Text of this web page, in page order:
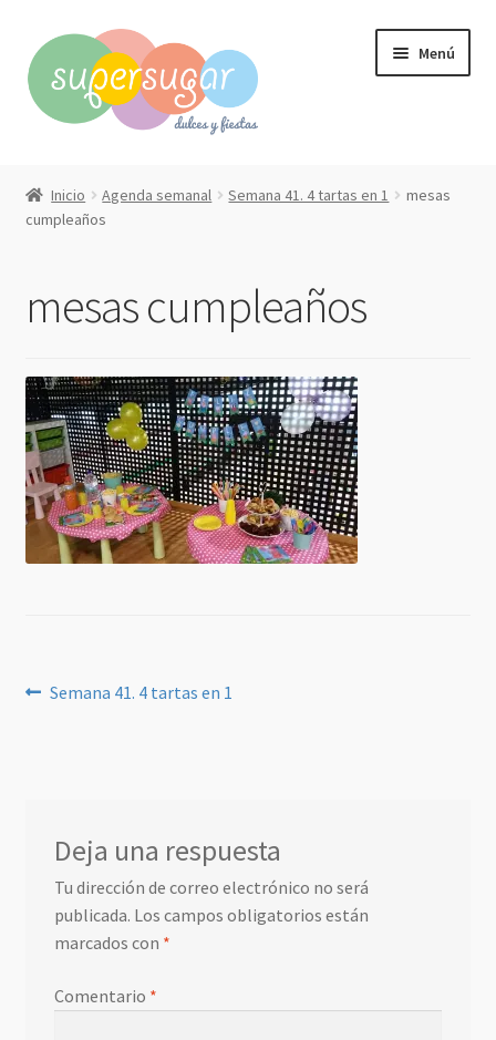
a
la
navegación
al
contenido
Menú
Compra online
Mi cuenta
Inicio Agenda semanal Semana 41. 4 tartas en 1
mesas
cumpleaños
mesas cumpleaños
Navegación
Anterior:
Semana 41. 4 tartas en 1
Deja una respuesta
Tu dirección de correo electrónico no será
publicada. Los campos obligatorios están
marcados con *
Comentario *